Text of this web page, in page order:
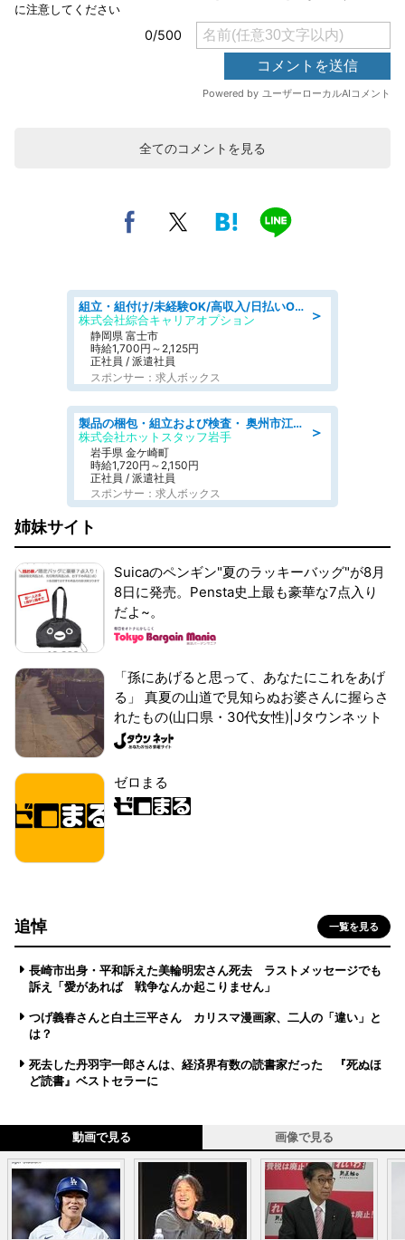
全てのコメントを見る
＞
組立・組付け/未経験OK/高収入/日払いOK/寮費無料/交替制
株式会社綜合キャリアオプション
静岡県 富士市
時給1,700円～2,125円
正社員 / 派遣社員
スポンサー：求人ボックス
＞
製品の梱包・組立および検査・ 奥州市江刺/大手企業で長期安定 梱包・検査・組立/半年経過毎に5万円の報奨金有
株式会社ホットスタッフ岩手
岩手県 金ケ崎町
時給1,720円～2,150円
正社員 / 派遣社員
スポンサー：求人ボックス
姉妹サイト
Suicaのペンギン"夏のラッキーバッグ"が8月
8日に発売。Pensta史上最も豪華な7点入り
だよ~。
「孫にあげると思って、あなたにこれをあげ
る」 真夏の山道で見知らぬお婆さんに握らさ
れたもの(山口県・30代女性)|Jタウンネット
ゼロまる
追悼 一覧を見る
長崎市出身・平和訴えた美輪明宏さん死去 ラストメッセージでも
訴え「愛があれば 戦争なんか起こりません」
つげ義春さんと白土三平さん カリスマ漫画家、二人の「違い」と
は？
死去した丹羽宇一郎さんは、経済界有数の読書家だった 『死ぬほ
ど読書』ベストセラーに
動画で見る 画像で見る